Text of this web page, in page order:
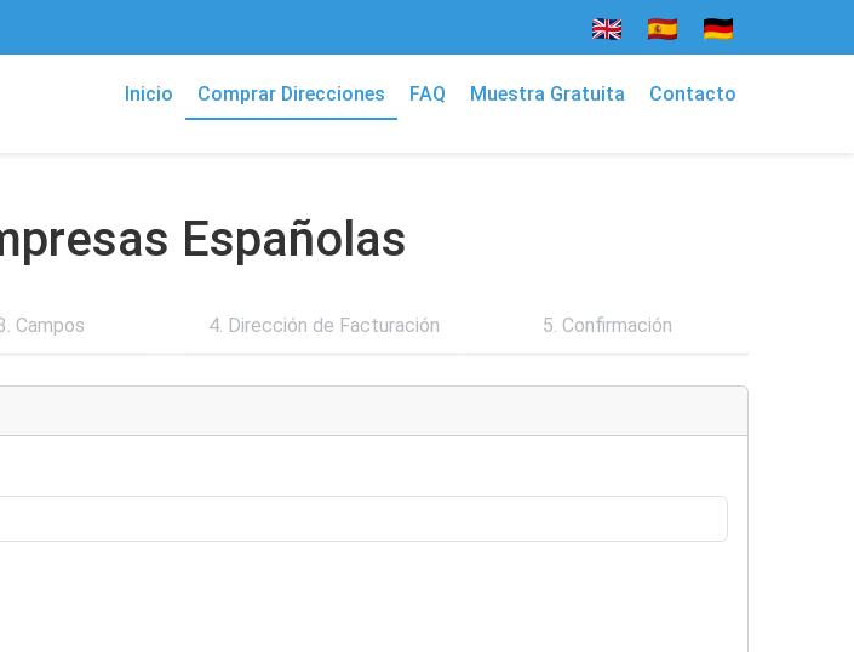
Inicio Comprar Direcciones FAQ Muestra Gratuita Contacto
Españolas
Campos 4. Dirección de Facturación 5. Confirmación